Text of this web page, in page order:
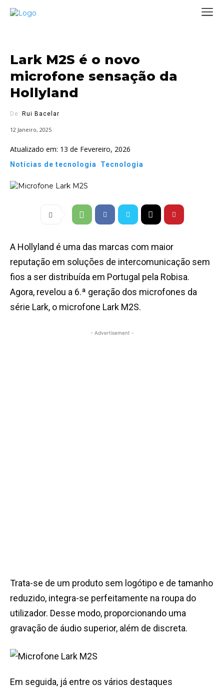
Lark M2S é o novo
microfone sensação da
Hollyland
De: Rui Bacelar
12 Janeiro, 2025
Atualizado em: 13 de Fevereiro, 2026
Notícias de tecnologia Tecnologia
A Hollyland é uma das marcas com maior
reputação em soluções de intercomunicação sem
fios a ser distribuída em Portugal pela Robisa.
Agora, revelou a 6.ª geração dos microfones da
série Lark, o microfone Lark M2S.
- Advertisement -
Trata-se de um produto sem logótipo e de tamanho
reduzido, integra-se perfeitamente na roupa do
utilizador. Desse modo, proporcionando uma
gravação de áudio superior, além de discreta.
Em seguida, já entre os vários destaques